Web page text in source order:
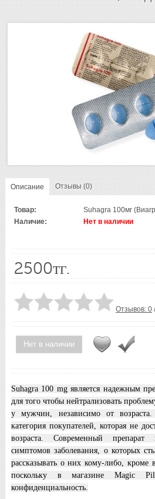
Описание Отзывы (0)
Товар:
Suhagra 100мг
Наличие:
Нет в наличии
2500тг.
Отзывов: 0
Нет в наличии
Suhagra 100 mg является надежным
для того чтобы нейтрализовать
у мужчин, независимо от возраста.
категория покупателей, которая не
возраста. Современный препарат
симптомов заболевания, о которых
рассказывать о них кому-либо, кроме
поскольку в магазине Magic
конфиденциальность.